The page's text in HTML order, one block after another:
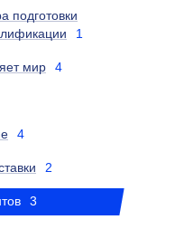
подготовки
1
мир 4
4
2
3